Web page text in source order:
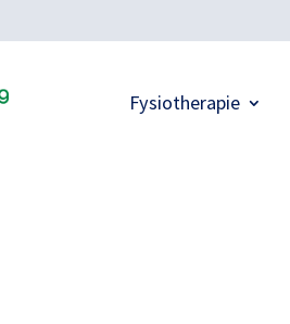
Fysiotherapie